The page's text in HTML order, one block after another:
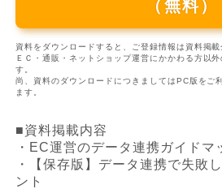
（無料）
資料をダウンロードすると、ご登録情報は資料掲載
ＥＣ・通販・ネットショップ運営にかかわる方以
す。
尚、資料のダウンロードにつきましてはPC版をご
ます。
■資料掲載内容
・EC運営のデータ連携ガイドマ
・【保存版】データ連携で失敗
ント